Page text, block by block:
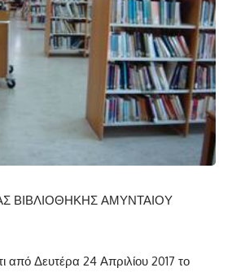
ΒΙΒΛΙΟΘΗΚΗΣ ΑΜΥΝΤΑΙΟΥ
από Δευτέρα 24 Απριλίου 2017 το